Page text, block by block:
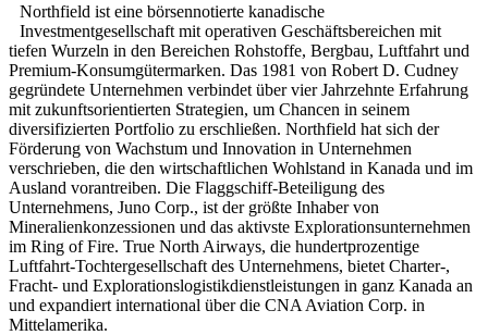
Northfield ist eine börsennotierte kanadische
Investmentgesellschaft mit operativen Geschäftsbereichen mit
tiefen Wurzeln in den Bereichen Rohstoffe, Bergbau, Luftfahrt und
Premium-Konsumgütermarken. Das 1981 von Robert D. Cudney
gegründete Unternehmen verbindet über vier Jahrzehnte Erfahrung
mit zukunftsorientierten Strategien, um Chancen in seinem
diversifizierten Portfolio zu erschließen. Northfield hat sich der
Förderung von Wachstum und Innovation in Unternehmen
verschrieben, die den wirtschaftlichen Wohlstand in Kanada und im
Ausland vorantreiben. Die Flaggschiff-Beteiligung des
Unternehmens, Juno Corp., ist der größte Inhaber von
Mineralienkonzessionen und das aktivste Explorationsunternehmen
im Ring of Fire. True North Airways, die hundertprozentige
Luftfahrt-Tochtergesellschaft des Unternehmens, bietet Charter-,
Fracht- und Explorationslogistikdienstleistungen in ganz Kanada an
und expandiert international über die CNA Aviation Corp. in
Mittelamerika.